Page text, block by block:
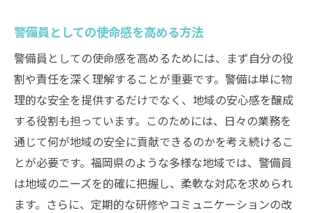
警備員としての使命感を高める方法
警備員としての使命感を高めるためには、まず自分の役
割や責任を深く理解することが重要です。警備は単に物
理的な安全を提供するだけでなく、地域の安心感を醸成
する役割も担っています。このためには、日々の業務を
通じて何が地域の安全に貢献できるのかを考え続けるこ
とが必要です。福岡県のような多様な地域では、警備員
は地域のニーズを的確に把握し、柔軟な対応を求められ
ます。さらに、定期的な研修やコミュニケーションの改